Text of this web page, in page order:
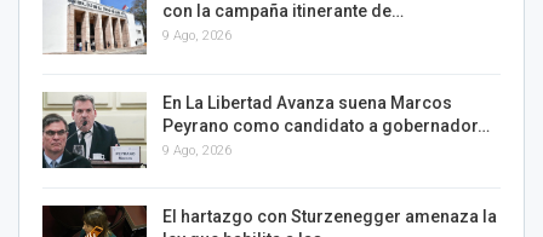
con la campaña itinerante de…
9 Ago, 2026
En La Libertad Avanza suena Marcos
Peyrano como candidato a gobernador…
9 Ago, 2026
El hartazgo con Sturzenegger amenaza la